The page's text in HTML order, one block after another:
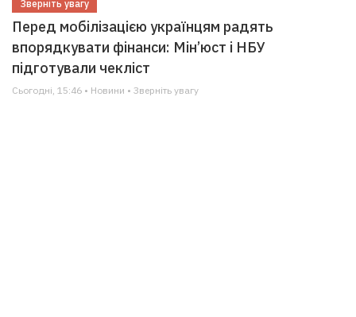
Зверніть увагу
Перед мобілізацією українцям радять
впорядкувати фінанси: Мін’юст і НБУ
підготували чекліст
Сьогодні, 15:46 • Новини • Зверніть увагу